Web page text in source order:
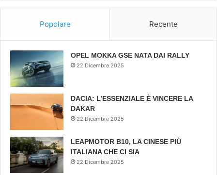
Popolare Recente
OPEL MOKKA GSE NATA DAI RALLY
22 Dicembre 2025
DACIA: L’ESSENZIALE È VINCERE LA
DAKAR
22 Dicembre 2025
LEAPMOTOR B10, LA CINESE PIÙ
ITALIANA CHE CI SIA
22 Dicembre 2025